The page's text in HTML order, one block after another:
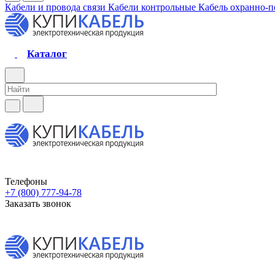
Кабели и провода связи Кабели контрольные Кабель охранно-
Каталог
Телефоны
+7 (800) 777-94-78
Заказать звонок